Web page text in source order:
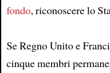
fondo, riconoscere lo
Se Regno Unito e
cinque membri